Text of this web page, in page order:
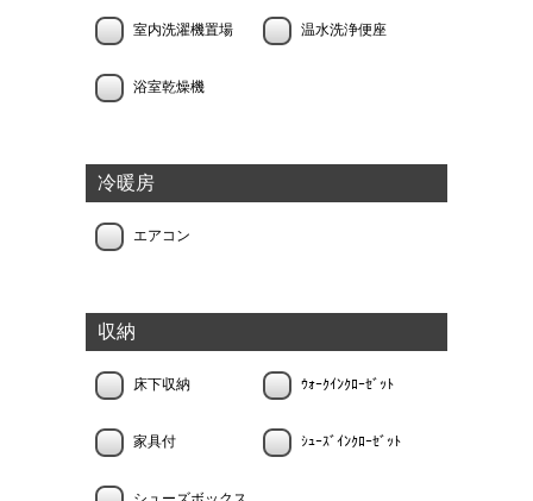
室内洗濯機置場 温水洗浄便座
浴室乾燥機
冷暖房
エアコン
収納
床下収納 ｳｫｰｸｲﾝｸﾛｰｾﾞｯﾄ
家具付 ｼｭｰｽﾞｲﾝｸﾛｰｾﾞｯﾄ